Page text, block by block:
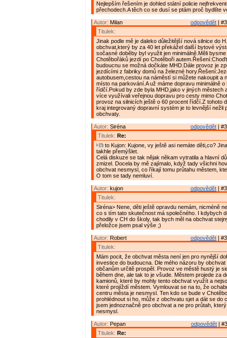
Nejlepším řešením je dohled státní policie
přechodech.A těch co se dusí se ptám proč bydlíte
odpovědět |
Autor: Milan
Titulek:
Jinak podle mě je daleko důležitější nová silnice do
obchvat,který by za 40 let překážel další bytové
sočasné doběby byl využit jen minimálně.Měli
Chotěbořáků jezdí po Chotěboři
budoucnu se možná dočkáte MHD.Dále provoz je
jezdícími z fabriky domů na železné
autobusem,cestou na náměstí si můžete nakoupit a
místo na parkování.A už máme dopravu minimálně o
řídčí.Pokud by zde byla MHD,jako v jiných městech
více využívali veřejnou dopravu pro cesty mimo
provoz na silnicích ještě o 60 procent řídčí.Z tohoto
kraj integrovaný dopravní systém je to levnější nežli
obchvaty.
odpovědět |
Autor: Siréna
Titulek: Re:
to Kujon: Kujone, vy ještě asi nemáte děti,co?
takhle přemýšlet.
Celá diskuze se tak nějak někam vytratila a hlavní
zmizel. Docela by mě zajímalo, když tady všichni
obchvat nesmysl, co říkají tomu průtahu městem,
O tom se tady nemluví.
odpovědět |
Autor: kujon
Titulek:
Siréna> Nene, děti ještě opravdu nemám, nicméně
co s tím tato skutečnost má společného. I kdybych
chodily v CH do školy, tak bych měl na obchvat
přeložce jsem psal výše ;)
odpovědět |
Autor: Robert
Titulek:
Mám pocit, že obchvat města není jen pro nynější
investice do budoucna. Dle mého názoru by
občanům určitě prospěl. Provoz ve městě hustý je
během dne, ale tak to je všude. Městem projede za
kamionů, které by mohly tento obchvat využít a
které projíždí městem. Vymlouvat se na to, že
centru města je nesmysl. Ten kdo se bude v
prohlédnout si ho, může z obchvatu sjet a dát se do
jsem jednoznačně pro obchvat a ne pro průtah,
nesmysl.
odpovědět |
Autor: Pepan
Titulek: Re: